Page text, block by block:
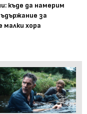
къде да намерим
за
хора